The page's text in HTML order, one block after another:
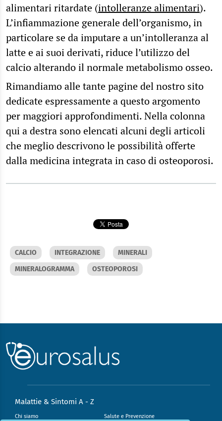
alimentari ritardate (intolleranze alimentari).
L’infiammazione generale dell’organismo, in
particolare se da imputare a un’intolleranza al
latte e ai suoi derivati, riduce l’utilizzo del
calcio alterando il normale metabolismo osseo.
Rimandiamo alle tante pagine del nostro sito
dedicate espressamente a questo argomento
per maggiori approfondimenti. Nella colonna
qui a destra sono elencati alcuni degli articoli
che meglio descrivono le possibilità offerte
dalla medicina integrata in caso di osteoporosi.
CALCIO INTEGRAZIONE
MINERALI
MINERALOGRAMMA
OSTEOPOROSI
Malattie & Sintomi A - Z
Chi siamo Salute e Prevenzione